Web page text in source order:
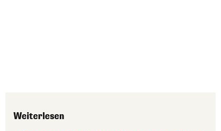
Weiterlesen